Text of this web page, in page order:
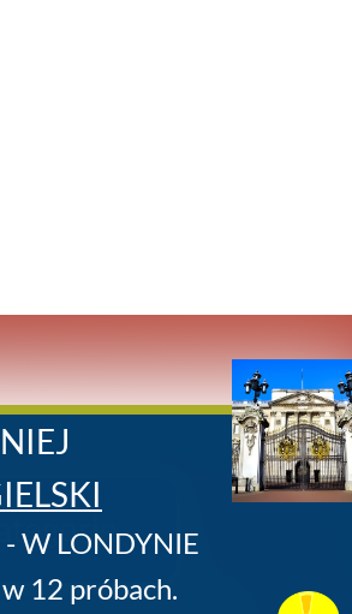
W LONDYNIE
12 próbach.